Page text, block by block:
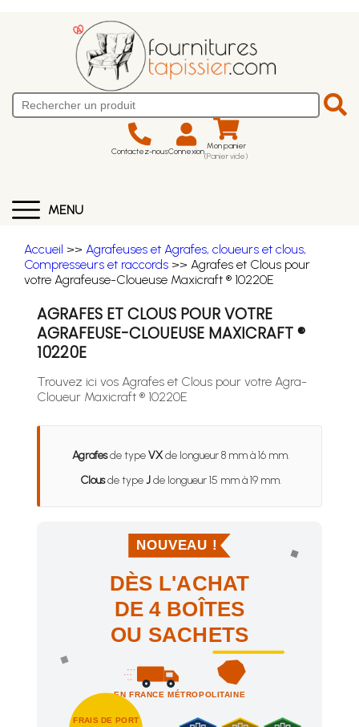
Contactez-nousConnexion Mon panier
(Panier vide)
MENU
Accueil >> Agrafeuses et Agrafes, cloueurs et clous,
Compresseurs et raccords >> Agrafes et Clous pour
votre Agrafeuse-Cloueuse Maxicraft ® 10220E
AGRAFES ET CLOUS POUR VOTRE
AGRAFEUSE-CLOUEUSE MAXICRAFT ®
10220E
Trouvez ici vos Agrafes et Clous pour votre Agra-
Cloueur Maxicraft ® 10220E
Agrafesde typeVXde longueur 8 mm à 16 mm.
Clousde typeJde longueur 15 mm à 19 mm.
NOUVEAU !
DÈS L'ACHAT
DE 4 BOÎTES
OU SACHETS
EN FRANCE MÉTROPOLITAINE
FRAIS DE PORT